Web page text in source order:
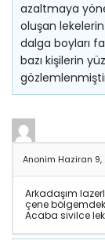
azaltmaya
oluşan
dalga boyları
bazı kişilerin
Anonim Haziran 9,
Arkadaşım
çene
Acaba sivilce